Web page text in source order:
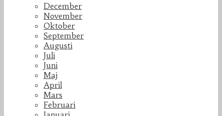
December
November
Oktober
September
Augusti
Juli
Juni
Maj
April
Mars
Februari